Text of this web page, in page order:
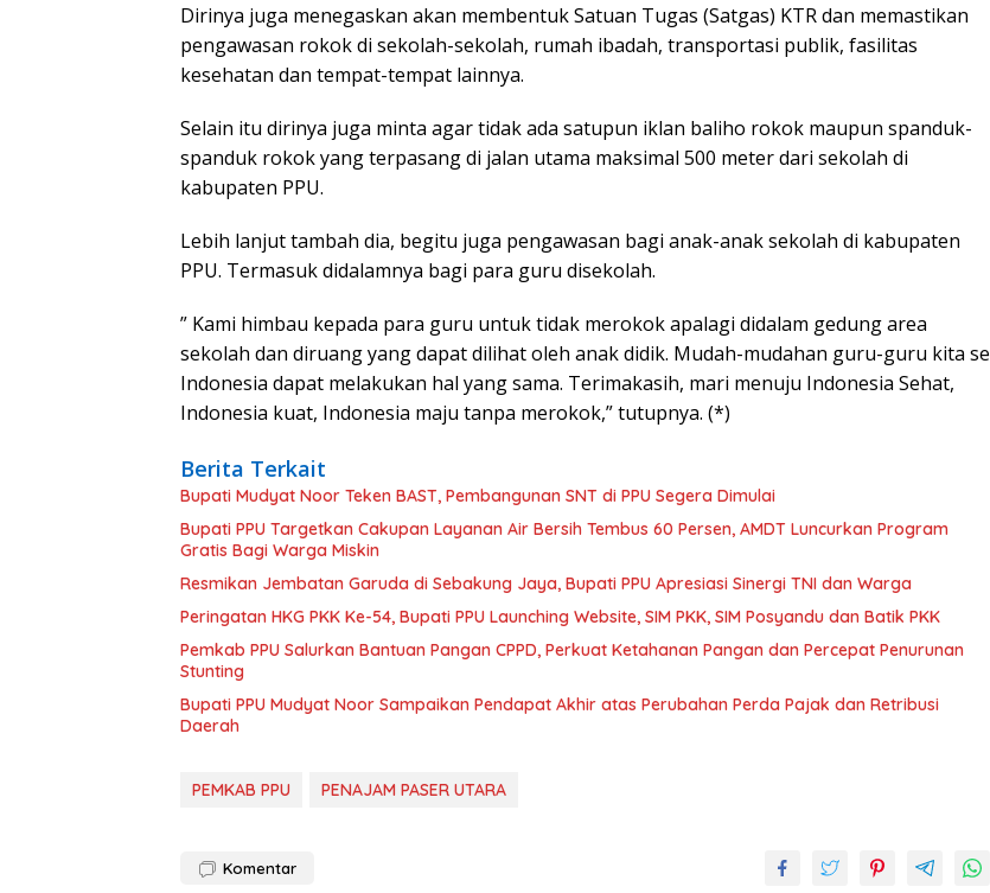
Dirinya juga menegaskan akan membentuk Satuan Tugas (Satgas) KTR dan memastikan
pengawasan rokok di sekolah-sekolah, rumah ibadah, transportasi publik, fasilitas
kesehatan dan tempat-tempat lainnya.
Selain itu dirinya juga minta agar tidak ada satupun iklan baliho rokok maupun spanduk-
spanduk rokok yang terpasang di jalan utama maksimal 500 meter dari sekolah di
kabupaten PPU.
Lebih lanjut tambah dia, begitu juga pengawasan bagi anak-anak sekolah di kabupaten
PPU. Termasuk didalamnya bagi para guru disekolah.
” Kami himbau kepada para guru untuk tidak merokok apalagi didalam gedung area
sekolah dan diruang yang dapat dilihat oleh anak didik. Mudah-mudahan guru-guru kita se
Indonesia dapat melakukan hal yang sama. Terimakasih, mari menuju Indonesia Sehat,
Indonesia kuat, Indonesia maju tanpa merokok,” tutupnya. (*)
Berita Terkait
Bupati Mudyat Noor Teken BAST, Pembangunan SNT di PPU Segera Dimulai
Bupati PPU Targetkan Cakupan Layanan Air Bersih Tembus 60 Persen, AMDT Luncurkan Program
Gratis Bagi Warga Miskin
Resmikan Jembatan Garuda di Sebakung Jaya, Bupati PPU Apresiasi Sinergi TNI dan Warga
Peringatan HKG PKK Ke-54, Bupati PPU Launching Website, SIM PKK, SIM Posyandu dan Batik PKK
Pemkab PPU Salurkan Bantuan Pangan CPPD, Perkuat Ketahanan Pangan dan Percepat Penurunan
Stunting
Bupati PPU Mudyat Noor Sampaikan Pendapat Akhir atas Perubahan Perda Pajak dan Retribusi
Daerah
PEMKAB PPU PENAJAM PASER UTARA
Komentar